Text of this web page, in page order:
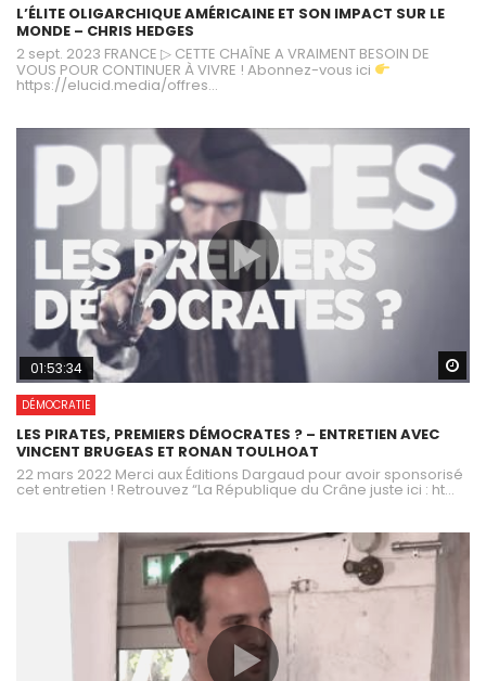
L’ÉLITE OLIGARCHIQUE AMÉRICAINE ET SON IMPACT SUR LE
MONDE – CHRIS HEDGES
2 sept. 2023 FRANCE ▷ CETTE CHAÎNE A VRAIMENT BESOIN DE
VOUS POUR CONTINUER À VIVRE ! Abonnez-vous ici
https://elucid.media/offres...
01:53:34
DÉMOCRATIE
LES PIRATES, PREMIERS DÉMOCRATES ? – ENTRETIEN AVEC
VINCENT BRUGEAS ET RONAN TOULHOAT
22 mars 2022 Merci aux Éditions Dargaud pour avoir sponsorisé
cet entretien ! Retrouvez “La République du Crâne juste ici : ht...